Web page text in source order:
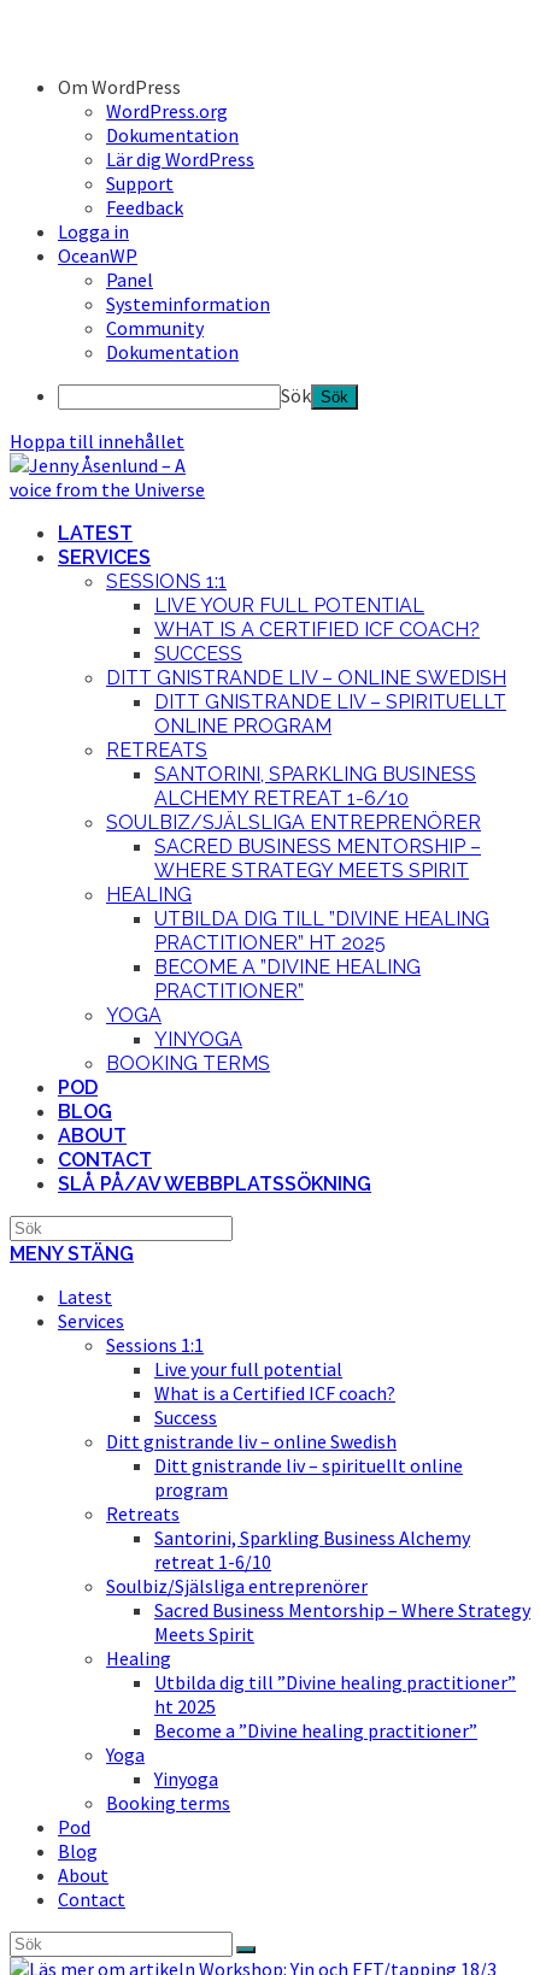
Om WordPress
WordPress.org
Dokumentation
Lär dig WordPress
Support
Feedback
Logga in
OceanWP
Panel
Systeminformation
Community
Dokumentation
Sök
Hoppa till innehållet
LATEST
SERVICES
SESSIONS 1:1
LIVE YOUR FULL POTENTIAL
WHAT IS A CERTIFIED ICF COACH?
SUCCESS
DITT GNISTRANDE LIV – ONLINE SWEDISH
DITT GNISTRANDE LIV – SPIRITUELLT
ONLINE PROGRAM
RETREATS
SANTORINI, SPARKLING BUSINESS
ALCHEMY RETREAT 1-6/10
SOULBIZ/SJÄLSLIGA ENTREPRENÖRER
SACRED BUSINESS MENTORSHIP –
WHERE STRATEGY MEETS SPIRIT
HEALING
UTBILDA DIG TILL ”DIVINE HEALING
PRACTITIONER” HT 2025
BECOME A ”DIVINE HEALING
PRACTITIONER”
YOGA
YINYOGA
BOOKING TERMS
POD
BLOG
ABOUT
CONTACT
SLÅ PÅ/AV WEBBPLATSSÖKNING
MENY STÄNG
Latest
Services
Sessions 1:1
Live your full potential
What is a Certified ICF coach?
Success
Ditt gnistrande liv – online Swedish
Ditt gnistrande liv – spirituellt online
program
Retreats
Santorini, Sparkling Business Alchemy
retreat 1-6/10
Soulbiz/Själsliga entreprenörer
Sacred Business Mentorship – Where Strategy
Meets Spirit
Healing
Utbilda dig till ”Divine healing practitioner”
ht 2025
Become a ”Divine healing practitioner”
Yoga
Yinyoga
Booking terms
Pod
Blog
About
Contact